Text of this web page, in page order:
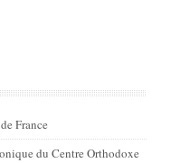
France
Orthodoxe